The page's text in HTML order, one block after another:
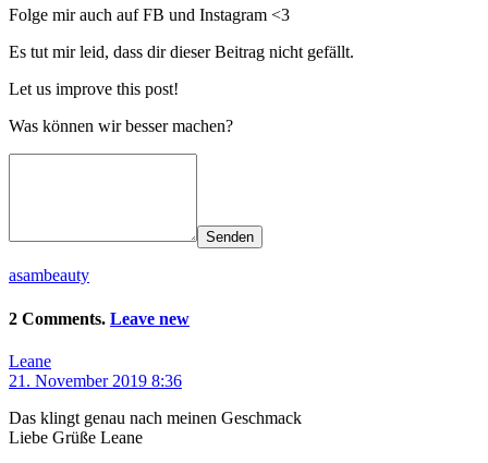
Folge mir auch auf FB und Instagram <3
Es tut mir leid, dass dir dieser Beitrag nicht gefällt.
Let us improve this post!
Was können wir besser machen?
Senden
asambeauty
2 Comments. Leave new
Leane
21. November 2019 8:36
Das klingt genau nach meinen Geschmack
Liebe Grüße Leane